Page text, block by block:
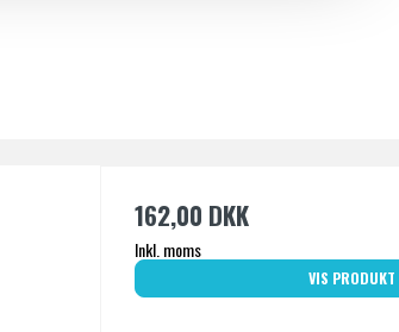
162,00 DKK
Inkl. moms
VIS PRODUKT